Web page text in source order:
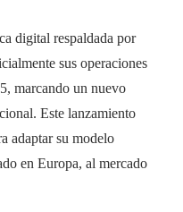
digital respaldada por
sus operaciones
marcando un nuevo
Este lanzamiento
adaptar su modelo
en Europa, al mercado